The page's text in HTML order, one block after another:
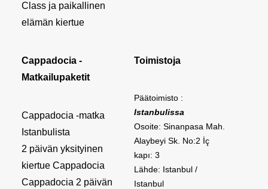
Class ja paikallinen
elämän kiertue
Cappadocia -
Matkailupaketit
Cappadocia -matka
Istanbulista
2 päivän yksityinen
kiertue Cappadocia
Cappadocia 2 päivän
Toimistoja
Päätoimisto :
Istanbulissa
Osoite: Sinanpasa Mah.
Alaybeyi Sk. No:2 İç
kapı: 3
Lähde: Istanbul /
Istanbul